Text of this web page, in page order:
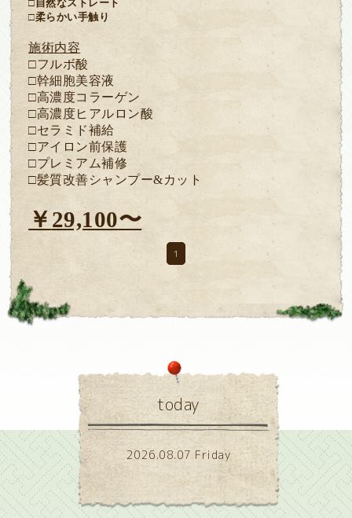
□自然なストレート
□柔らかい手触り
施術内容
□フルボ酸
□幹細胞美容液
□高濃度コラーゲン
□高濃度ヒアルロン酸
□セラミド補給
□アイロン前保護
□プレミアム補修
□髪質改善シャンプー&カット
￥29,100〜
1
today
2026.08.07 Friday